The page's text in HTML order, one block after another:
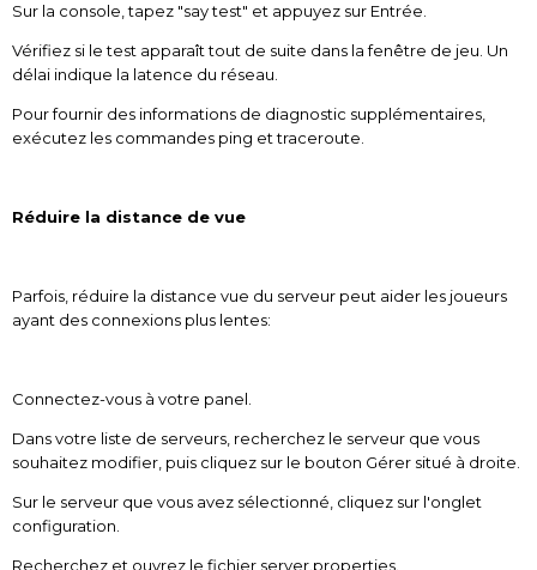
Sur la console, tapez "say test" et appuyez sur Entrée.
Vérifiez si le test apparaît tout de suite dans la fenêtre de jeu. Un
délai indique la latence du réseau.
Pour fournir des informations de diagnostic supplémentaires,
exécutez les commandes ping et traceroute.
Réduire la distance de vue
Parfois, réduire la distance vue du serveur peut aider les joueurs
ayant des connexions plus lentes:
Connectez-vous à votre panel.
Dans votre liste de serveurs, recherchez le serveur que vous
souhaitez modifier, puis cliquez sur le bouton Gérer situé à droite.
Sur le serveur que vous avez sélectionné, cliquez sur l'onglet
configuration.
Recherchez et ouvrez le fichier server.properties.